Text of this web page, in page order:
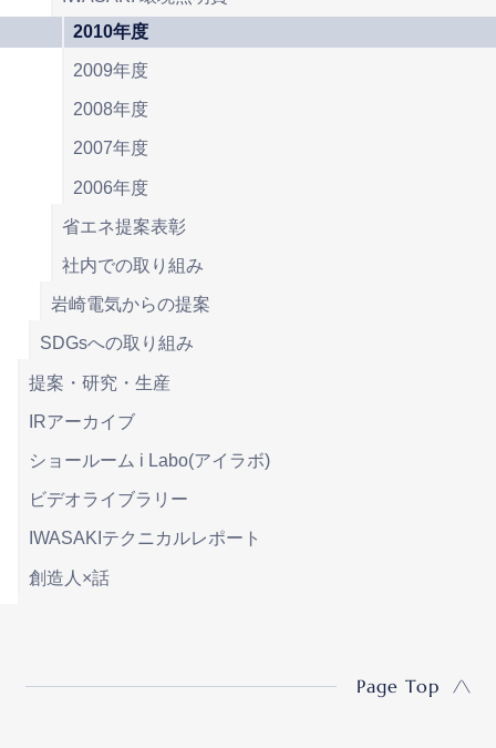
2010年度
2009年度
2008年度
2007年度
2006年度
省エネ提案表彰
社内での取り組み
岩崎電気からの提案
SDGsへの取り組み
提案・研究・生産
IRアーカイブ
ショールーム i Labo(アイラボ)
ビデオライブラリー
IWASAKIテクニカルレポート
創造人×話
Page Top